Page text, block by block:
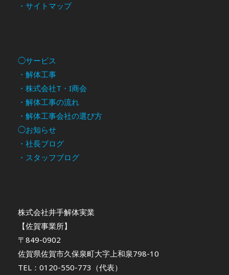
・サイトマップ
◯サービス
・解体工事
・株式会社T・I商会
・解体工事の流れ
・解体工事会社の選び方
◯お知らせ
・社長ブログ
・スタッフブログ
株式会社井手解体実業
【佐賀事業所】
〒849-0902
佐賀県佐賀市久保泉町大字上和泉798-10
TEL：0120-550-773（代表）